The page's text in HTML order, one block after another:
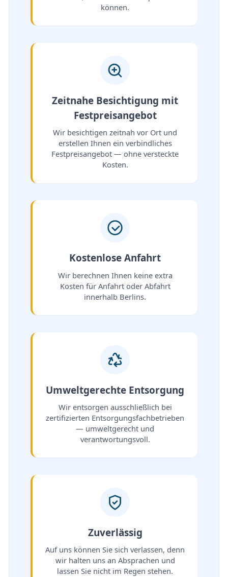
können.
Zeitnahe Besichtigung mit
Festpreisangebot
Wir besichtigen zeitnah vor Ort und
erstellen Ihnen ein verbindliches
Festpreisangebot — ohne versteckte
Kosten.
Kostenlose Anfahrt
Wir berechnen Ihnen keine extra
Kosten für Anfahrt oder Abfahrt
innerhalb Berlins.
Umweltgerechte Entsorgung
Wir entsorgen ausschließlich bei
zertifizierten Entsorgungsfachbetrieben
— umweltgerecht und
verantwortungsvoll.
Zuverlässig
Auf uns können Sie sich verlassen, denn
wir halten uns an Absprachen und
lassen Sie nicht im Regen stehen.